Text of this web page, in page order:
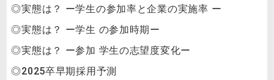
◎実態は？ ー学生の参加率と企業の実施率 ー
◎実態は？ ー学生 の参加時期ー
◎実態は？ ー参加 学生の志望度変化ー
◎2025卒早期採用予測